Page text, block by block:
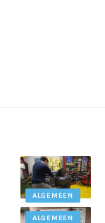
ALGEMEEN
ALGEMEEN